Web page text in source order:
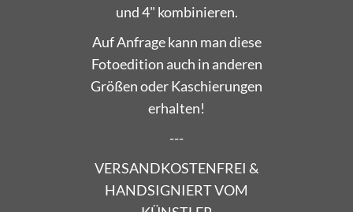
und 4" kombinieren.
Auf Anfrage kann man diese
Fotoedition auch in anderen
Größen oder Kaschierungen
erhalten!
---
VERSANDKOSTENFREI &
HANDSIGNIERT VOM